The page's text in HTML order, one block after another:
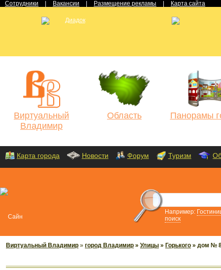
Сотрудники Вакансии Размещение рекламы Карта сайта
Виртуальный
Владимир
Область Панорамы
Карта города Новости Форум Туризм
Например:
поиск
Виртуальный Владимир » город Владимир » Улицы » Горького » дом №